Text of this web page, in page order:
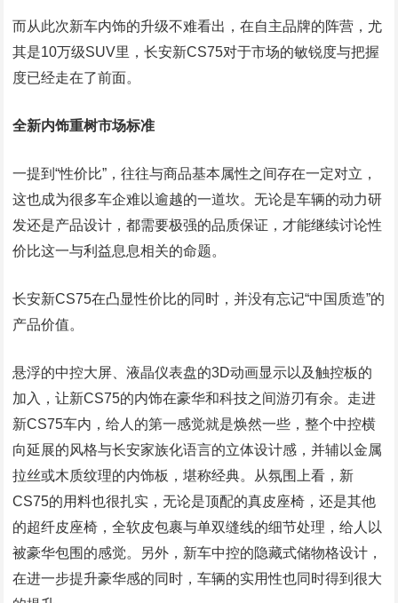
而从此次新车内饰的升级不难看出，在自主品牌的阵营，尤
其是10万级SUV里，长安新CS75对于市场的敏锐度与把握
度已经走在了前面。
全新内饰重树市场标准
一提到“性价比”，往往与商品基本属性之间存在一定对立，
这也成为很多车企难以逾越的一道坎。无论是车辆的动力研
发还是产品设计，都需要极强的品质保证，才能继续讨论性
价比这一与利益息息相关的命题。
长安新CS75在凸显性价比的同时，并没有忘记“中国质造”的
产品价值。
悬浮的中控大屏、液晶仪表盘的3D动画显示以及触控板的
加入，让新CS75的内饰在豪华和科技之间游刃有余。走进
新CS75车内，给人的第一感觉就是焕然一些，整个中控横
向延展的风格与长安家族化语言的立体设计感，并辅以金属
拉丝或木质纹理的内饰板，堪称经典。从氛围上看，新
CS75的用料也很扎实，无论是顶配的真皮座椅，还是其他
的超纤皮座椅，全软皮包裹与单双缝线的细节处理，给人以
被豪华包围的感觉。另外，新车中控的隐藏式储物格设计，
在进一步提升豪华感的同时，车辆的实用性也同时得到很大